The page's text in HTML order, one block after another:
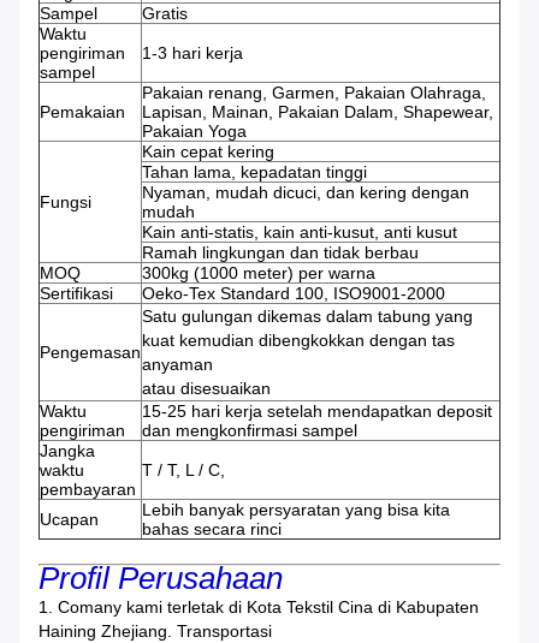
Sampel
Gratis
Waktu
pengiriman
sampel
1-3 hari kerja
Pemakaian
Pakaian renang, Garmen, Pakaian Olahraga,
Lapisan, Mainan, Pakaian Dalam, Shapewear,
Pakaian Yoga
Fungsi
Kain cepat kering
Tahan lama, kepadatan tinggi
Nyaman, mudah dicuci, dan kering dengan
mudah
Kain anti-statis, kain anti-kusut, anti kusut
Ramah lingkungan dan tidak berbau
MOQ
300kg (1000 meter) per warna
Sertifikasi
Oeko-Tex Standard 100, ISO9001-2000
Pengemasan
Satu gulungan dikemas dalam tabung yang
kuat kemudian dibengkokkan dengan tas
anyaman
atau disesuaikan
Waktu
pengiriman
15-25 hari kerja setelah mendapatkan deposit
dan mengkonfirmasi sampel
Jangka
waktu
pembayaran
T / T, L / C,
Ucapan
Lebih banyak persyaratan yang bisa kita
bahas secara rinci
Profil Perusahaan
1. Comany kami terletak di Kota Tekstil Cina di Kabupaten
Haining Zhejiang. Transportasi